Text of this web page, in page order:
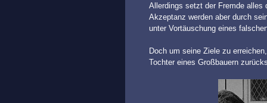
Allerdings setzt der Fremde alles
Akzeptanz werden aber durch
unter Vortäuschung eines
Doch um seine Ziele zu
Tochter eines Großbauern